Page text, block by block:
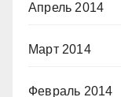
Апрель 2014
Март 2014
Февраль 2014